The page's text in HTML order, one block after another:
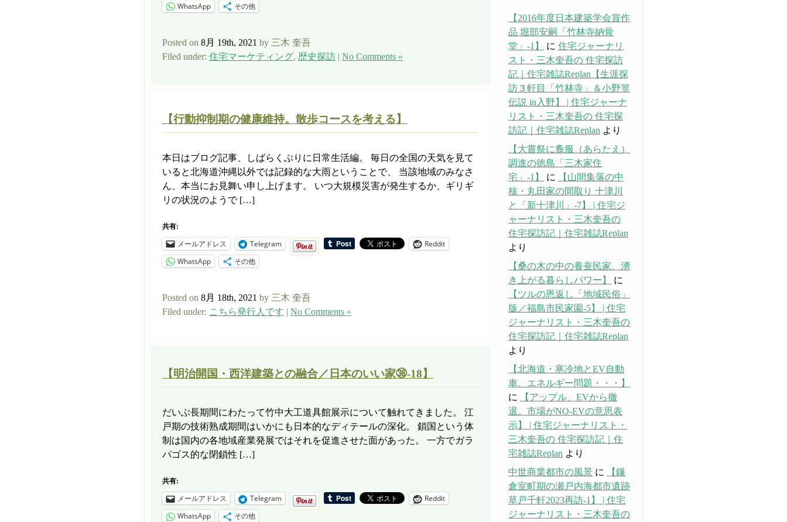
WhatsApp
その他
Posted on 8月 19th, 2021 by 三木 奎吾
Filed under: 住宅マーケティング, 歴史探訪 | No Comments »
【行動抑制期の健康維持。散歩コースを考える】
本日はブログ記事、しばらくぶりに日常生活編。 毎日の全国の天気を見て
いると北海道沖縄以外では記録的な大雨ということで、 当該地域のみなさ
ん、本当にお見舞い申し上げます。 いつ大規模災害が発生するか、ギリギ
リの状況のようで […]
共有:
メールアドレス Telegram
Reddit
WhatsApp
その他
Posted on 8月 18th, 2021 by 三木 奎吾
Filed under: こちら発行人です | No Comments »
【明治開国・西洋建築との融合／日本のいい家㊳-18】
だいぶ長期間にわたって竹中大工道具館展示について触れてきました。 江
戸期の技術熟成期間はいかにも日本的なディテールの深化。 鎖国という体
制は国内の各地域産業発展ではそれを促進させた面があった。 一方でガラ
パゴス的な閉鎖性 […]
共有:
メールアドレス Telegram
Reddit
WhatsApp
その他
【2016年度日本建築学会賞作
品 堀部安嗣「竹林寺納骨
堂」-1】
に 住宅ジャーナリ
スト・三木奎吾の 住宅探訪
記｜住宅雑誌Replan【生涯探
訪３軒目「竹林寺」＆小野篁
伝説 in入野】 | 住宅ジャーナ
リスト・三木奎吾の 住宅探
訪記｜住宅雑誌Replan より
【大嘗祭に麁服（あらたえ）
調進の徳島「三木家住
宅」-1】
に
【山間集落の中
核・丸田家の間取り 十津川
と「新十津川」-7】 | 住宅ジ
ャーナリスト・三木奎吾の
住宅探訪記｜住宅雑誌Replan
より
【桑の木の中の養蚕民家、湧
き上がる暮らしパワー】
に
【ツルの恩返し「地域民俗」
版／福島市民家園-5】 | 住宅
ジャーナリスト・三木奎吾の
住宅探訪記｜住宅雑誌Replan
より
【北海道・寒冷地とEV自動
車、エネルギー問題・・・】
に
【アップル、EVから撤
退。市場がNO-EVの意思表
示】 | 住宅ジャーナリスト・
三木奎吾の 住宅探訪記｜住
宅雑誌Replan より
中世商業都市の風景 に
【鎌
倉室町期の瀬戸内海都市遺跡
草戸千軒2023再訪-1】 | 住宅
ジャーナリスト・三木奎吾の